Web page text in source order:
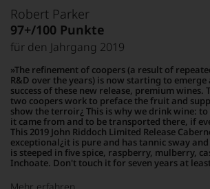
99–100 Punkte:
95–98 Punkte:
90–94 Punkte:
85–89 Punkte:
Tesdorpf
Der
Name
Tesdorpf
steht
für
»Fine
Wine«,
für
die
edlen
Weine
der
Welt,
Robert Parker
97+/100 Punkte
für den Jahrgang 2019
The refinement of coopers (a result of
R&D over the years) is now starting to
success of these new release, premium wines.
two coopers work to preface the fruit and
show the terroir¿ This is why we drink wine:
it came from and to be transported there, if
This 2019 John Riddoch Limited Release
exceptional¿it is pure and has tannic sway
is steeped in five spice, raspberry, mulberry,
Inchoate. Don't touch it for seven years at